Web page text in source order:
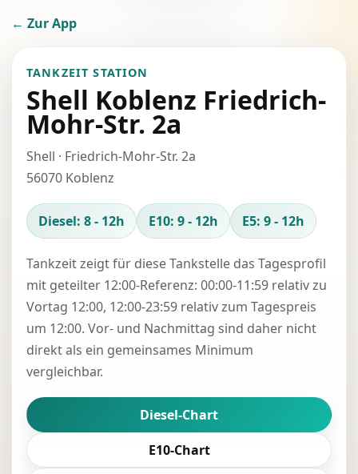
← Zur App
TANKZEIT STATION
Shell Koblenz Friedrich-
Mohr-Str. 2a
Shell · Friedrich-Mohr-Str. 2a
56070 Koblenz
Diesel: 8 - 12h E10: 9 - 12h E5: 9 - 12h
Tankzeit zeigt für diese Tankstelle das Tagesprofil
mit geteilter 12:00-Referenz: 00:00-11:59 relativ zu
Vortag 12:00, 12:00-23:59 relativ zum Tagespreis
um 12:00. Vor- und Nachmittag sind daher nicht
direkt als ein gemeinsames Minimum
vergleichbar.
Diesel-Chart
E10-Chart